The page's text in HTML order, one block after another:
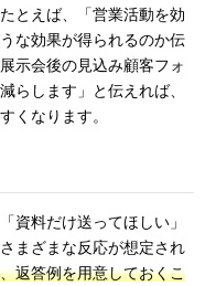
とえば、「営業活動を効
な効果が得られるのか伝
示会後の見込み顧客フォ
らします」と伝えれば、
くなります。
資料だけ送ってほしい」
まざまな反応が想定され
返答例を用意しておくこ